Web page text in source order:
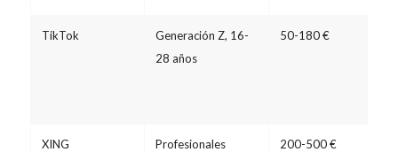
TikTok
Generación Z, 16-
28 años
50-180 €
XING
Profesionales
200-500 €